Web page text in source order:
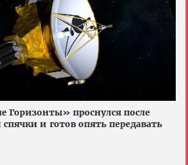
Горизонты» проснулся после
и готов опять передавать